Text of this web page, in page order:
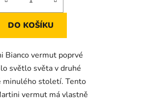
DO KOŠÍKU
Bianco vermut poprvé
světlo světa v druhé
minulého století. Tento
vermut má vlastně